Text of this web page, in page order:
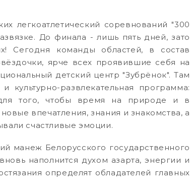
легкоатлетический соревнований "300
До финала - лишь пять дней, зато
Сегодня команды областей, в состав
ярче всех проявившие себя на
детский центр "Зубрёнок". Там
развлекательная программа:
того, чтобы время на природе и в
впечатления, знания и знакомства, а
счастливые эмоции.
манеж Белорусского государственного
наполнится духом азарта, энергии и
определят обладателей главных